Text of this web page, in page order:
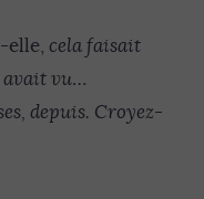
elle, cela faisait
avait vu…
depuis. Croyez-